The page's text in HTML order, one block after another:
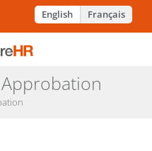
English Français